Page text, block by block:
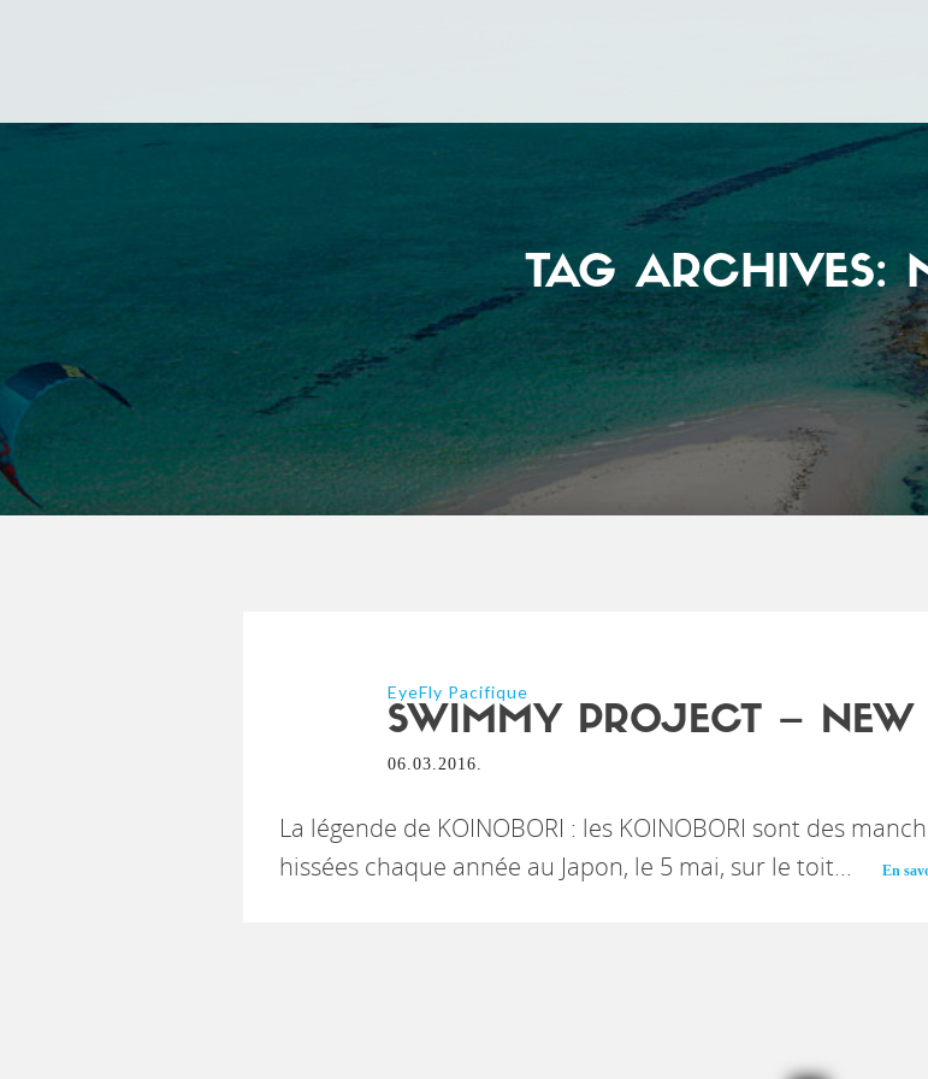
TAG ARCHIVES:
EyeFly Pacifique
SWIMMY PROJECT –
06.03.2016.
La légende de KOINOBORI : les KOINOBORI sont des
hissées chaque année au Japon, le 5 mai, sur le toit...
En